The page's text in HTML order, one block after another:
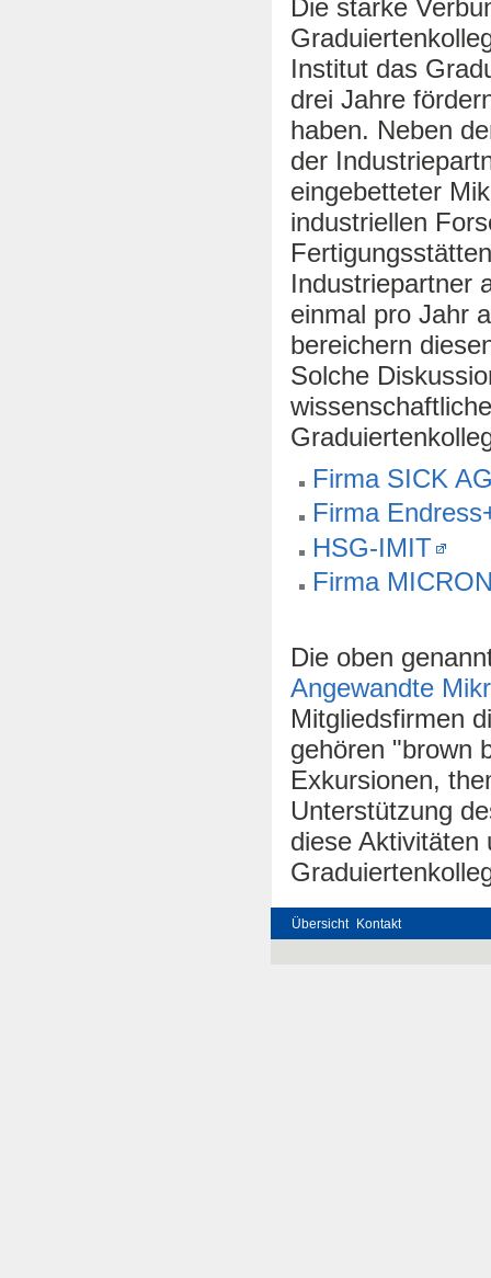
Die starke
Institut das
drei Jahre
haben. Neben
der
eingebetteter
industriellen
Industriepartner
einmal pro Jahr
bereichern
Solche
Firma SICK
Firma
HSG-IMIT
Firma
Die oben
Angewandte
Mitgliedsfirmen
gehören "brown
Exkursionen,
Unterstützung
diese Aktivitäten
Übersicht Kontakt